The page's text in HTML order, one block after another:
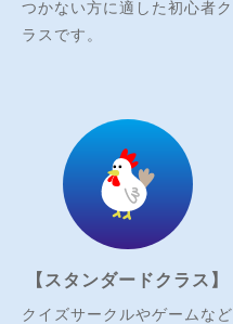
つかない方に適した初心者ク
ラスです。
【スタンダードクラス】
クイズサークルやゲームなど